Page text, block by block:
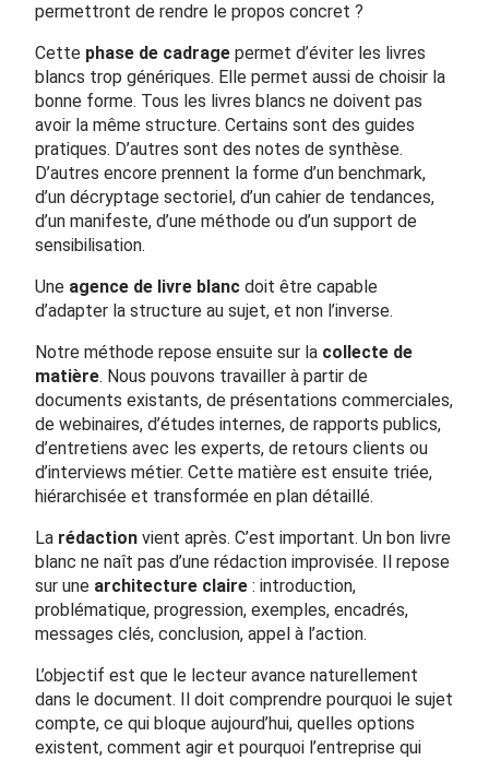
permettront de rendre le propos concret ?
Cette phase de cadrage permet d’éviter les livres
blancs trop génériques. Elle permet aussi de choisir la
bonne forme. Tous les livres blancs ne doivent pas
avoir la même structure. Certains sont des guides
pratiques. D’autres sont des notes de synthèse.
D’autres encore prennent la forme d’un benchmark,
d’un décryptage sectoriel, d’un cahier de tendances,
d’un manifeste, d’une méthode ou d’un support de
sensibilisation.
Une agence de livre blanc doit être capable
d’adapter la structure au sujet, et non l’inverse.
Notre méthode repose ensuite sur la collecte de
matière. Nous pouvons travailler à partir de
documents existants, de présentations commerciales,
de webinaires, d’études internes, de rapports publics,
d’entretiens avec les experts, de retours clients ou
d’interviews métier. Cette matière est ensuite triée,
hiérarchisée et transformée en plan détaillé.
La rédaction vient après. C’est important. Un bon livre
blanc ne naît pas d’une rédaction improvisée. Il repose
sur une architecture claire : introduction,
problématique, progression, exemples, encadrés,
messages clés, conclusion, appel à l’action.
L’objectif est que le lecteur avance naturellement
dans le document. Il doit comprendre pourquoi le sujet
compte, ce qui bloque aujourd’hui, quelles options
existent, comment agir et pourquoi l’entreprise qui